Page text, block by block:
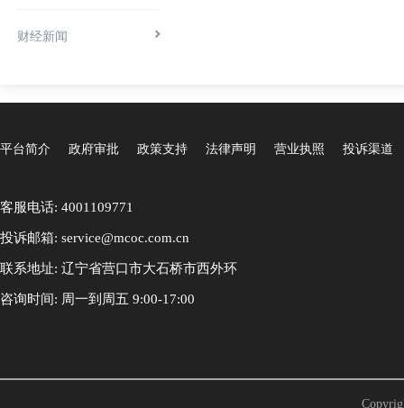
财经新闻
平台简介 政府审批 政策支持 法律声明 营业执照 投诉渠道
客服电话: 4001109771
投诉邮箱: service@mcoc.com.cn
联系地址: 辽宁省营口市大石桥市西外环
咨询时间: 周一到周五 9:00-17:00